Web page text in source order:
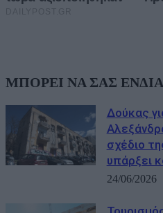
ΜΠΟΡΕΙ ΝΑ ΣΑΣ
Δούκας
σχέδιο
υπάρξει
24/06/2026